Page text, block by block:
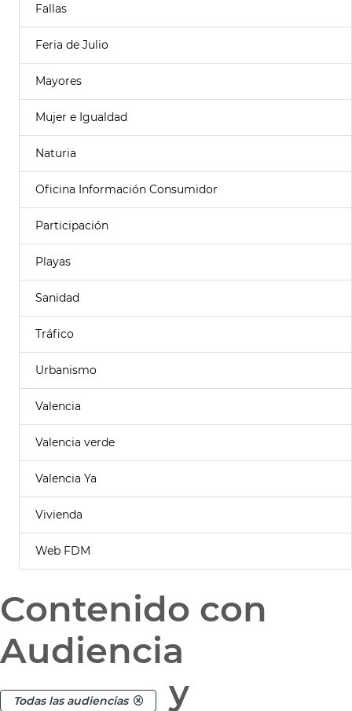
Fallas
Feria de Julio
Mayores
Mujer e Igualdad
Naturia
Oficina Información Consumidor
Participación
Playas
Sanidad
Tráfico
Urbanismo
Valencia
Valencia verde
Valencia Ya
Vivienda
Web FDM
Contenido con
Audiencia
Todas las audiencias
y